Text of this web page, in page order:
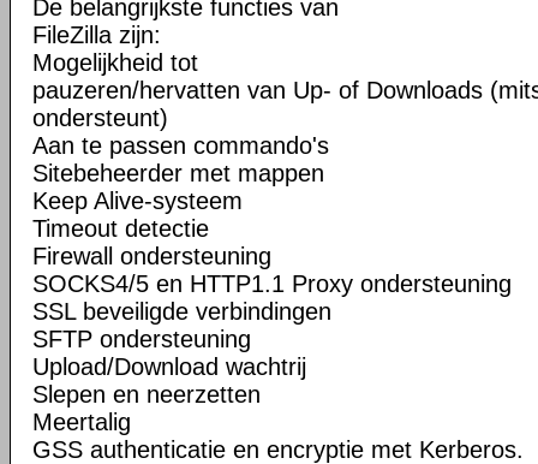
De belangrijkste functies van
FileZilla zijn:
Mogelijkheid tot
pauzeren/hervatten van Up- of Downloads
ondersteunt)
Aan te passen commando's
Sitebeheerder met mappen
Keep Alive-systeem
Timeout detectie
Firewall ondersteuning
SOCKS4/5 en HTTP1.1 Proxy ondersteuning
SSL beveiligde verbindingen
SFTP ondersteuning
Upload/Download wachtrij
Slepen en neerzetten
Meertalig
GSS authenticatie en encryptie met Kerberos.